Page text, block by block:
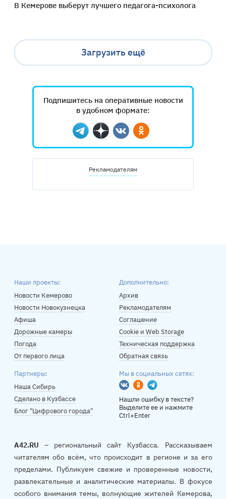
В Кемерове выберут лучшего педагога-психолога
Загрузить ещё
Подпишитесь на оперативные новости
в удобном формате:
Telegram
ДзенВконтактеОдноклассники
Рекламодателям
Наши проекты:
Новости Кемерово
Новости Новокузнецка
Афиша
Дорожные камеры
Погода
От первого лица
Дополнительно:
Архив
Рекламодателям
Соглашение
Cookie и Web Storage
Техническая поддержка
Обратная связь
Партнеры:
Наша Сибирь
Сделано в Кузбассе
Блог "Цифрового города"
Мы в социальных сетях:
Вконтакте
Одноклассники
Telegram
Нашли ошибку в тексте?
Выделите ее и нажмите
Ctrl+Enter
A42.RU – региональный сайт Кузбасса. Рассказываем
читателям обо всём, что происходит в регионе и за его
пределами. Публикуем свежие и проверенные новости,
развлекательные и аналитические материалы. В фокусе
особого внимания темы, волнующие жителей Кемерова,